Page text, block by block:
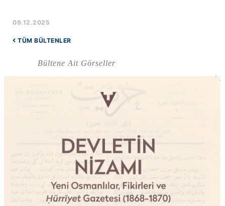
09.12.2025
TÜM BÜLTENLER
Bültene Ait Görseller